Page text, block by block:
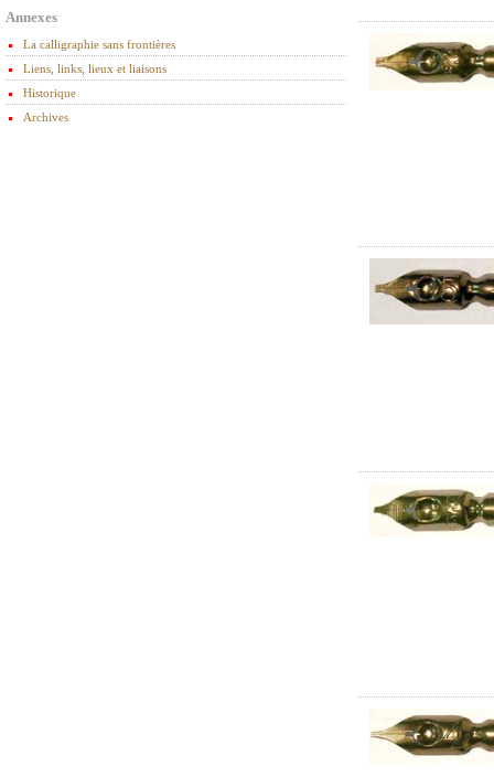
Annexes
La calligraphie sans frontières
Liens, links, lieux et liaisons
Historique
Archives